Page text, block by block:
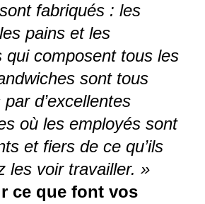
fabriqués : les
pains et les
qui composent tous les
sont tous
d’excellentes
où les employés sont
et fiers de ce qu’ils
les voir travailler. »
ce que font vos